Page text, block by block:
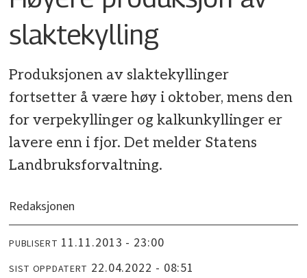
slaktekylling
Produksjonen av slaktekyllinger
fortsetter å være høy i oktober, mens den
for verpekyllinger og kalkunkyllinger er
lavere enn i fjor. Det melder Statens
Landbruksforvaltning.
Redaksjonen
PUBLISERT 11.11.2013 - 23:00
SIST OPPDATERT 22.04.2022 - 08:51